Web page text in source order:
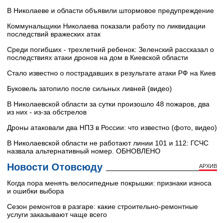
В Николаеве и области объявили штормовое предупреждение
Коммунальщики Николаева показали работу по ликвидации
последствий вражеских атак
Среди погибших - трехлетний ребенок: Зеленский рассказал о
последствиях атаки дронов на дом в Киевской области
Стало известно о пострадавших в результате атаки РФ на Киев
Буковель затопило после сильных ливней (видео)
В Николаевской области за сутки произошло 48 пожаров, два
из них - из-за обстрелов
Дроны атаковали два НПЗ в России: что известно (фото, видео)
В Николаевской области не работают линии 101 и 112: ГСЧС
назвала альтернативный номер. ОБНОВЛЕНО
Новости Отовсюду АРХИВ
Когда пора менять велосипедные покрышки: признаки износа
и ошибки выбора
Сезон ремонтов в разгаре: какие строительно-ремонтные
услуги заказывают чаще всего